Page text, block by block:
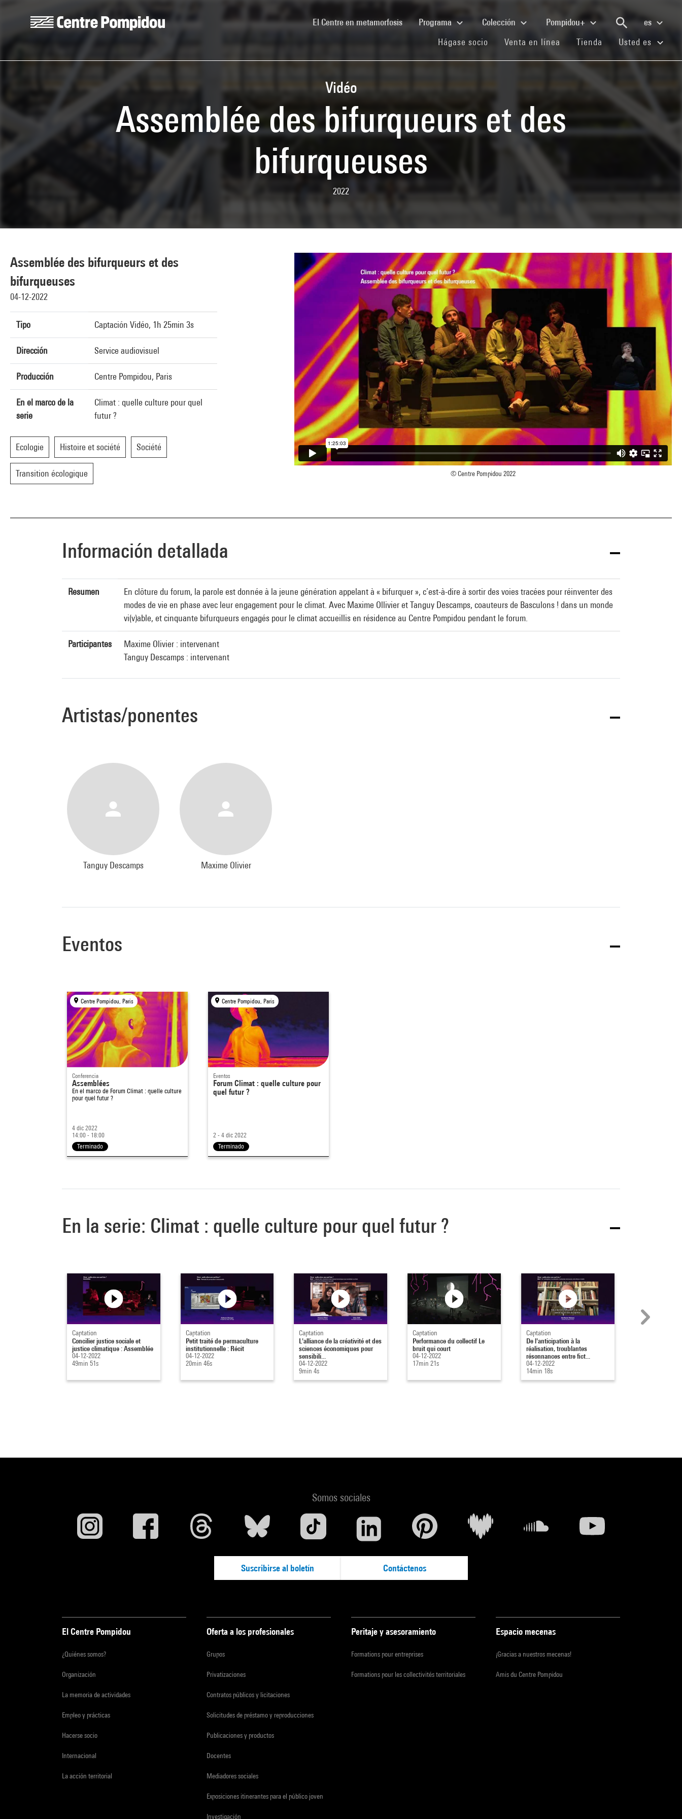
El Centre en metamorfosis(current)Programa Colección Pompidou+
es
Hágase socio (current)
Venta en línea (current)
Tienda (current)
Usted es
Vidéo
Assemblée des bifurqueurs et des
bifurqueuses
2022
Assemblée des bifurqueurs et des
bifurqueuses
04-12-2022
Tipo Captación Vidéo, 1h 25min 3s
Dirección Service audiovisuel
Producción Centre Pompidou, Paris
En el marco de la
serie
Climat : quelle culture pour quel
futur ?
Ecologie Histoire et société Société
Transition écologique © Centre Pompidou 2022
Información detallada
Resumen
En clôture du forum, la parole est donnée à la jeune génération appelant à « bifurquer », c’est-à-dire à sortir des voies tracées pour réinventer des
modes de vie en phase avec leur engagement pour le climat. Avec Maxime Ollivier et Tanguy Descamps, coauteurs de Basculons ! dans un monde
vi(v)able, et cinquante bifurqueurs engagés pour le climat accueillis en résidence au Centre Pompidou pendant le forum.
Participantes
Maxime Olivier : intervenant
Tanguy Descamps : intervenant
Artistas/ponentes
Tanguy Descamps Maxime Olivier
Eventos
Centre Pompidou, Paris
Conferencia
Assemblées
En el marco de Forum Climat : quelle culture
pour quel futur ?
4 dic 2022
14:00 - 18:00
Terminado
Centre Pompidou, Paris
Eventos
Forum Climat : quelle culture pour
quel futur ?
2 - 4 dic 2022
Terminado
En la serie: Climat : quelle culture pour quel futur ?
Captation
Concilier justice sociale et
justice climatique : Assemblée
04-12-2022
49min 51s
Captation
Petit traité de permaculture
institutionnelle : Récit
04-12-2022
20min 46s
Captation
L'alliance de la créativité et des
sciences économiques pour
sensibili...
04-12-2022
9min 4s
Captation
Performance du collectif Le
bruit qui court
04-12-2022
17min 21s
Captation
De l'anticipation à la
réalisation, troublantes
résonnances entre fict...
04-12-2022
14min 18s
Somos sociales
Suscribirse al boletín Contáctenos
El Centre Pompidou
¿Quiénes somos?
Organización
La memoria de actividades
Empleo y prácticas
Hacerse socio
Internacional
La acción territorial
Oferta a los profesionales
Grupos
Privatizaciones
Contratos públicos y licitaciones
Solicitudes de préstamo y reproducciones
Publicaciones y productos
Docentes
Mediadores sociales
Exposiciones itinerantes para el público joven
Investigación
Peritaje y asesoramiento
Formations pour entreprises
Formations pour les collectivités territoriales
Espacio mecenas
¡Gracias a nuestros mecenas!
Amis du Centre Pompidou